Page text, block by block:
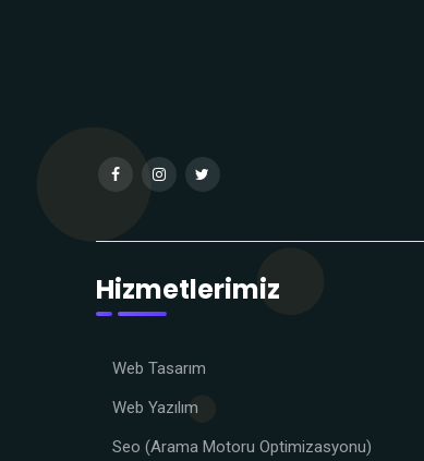
Hizmetlerimiz
Web Tasarım
Web Yazılım
Seo (Arama Motoru Optimizasyonu)